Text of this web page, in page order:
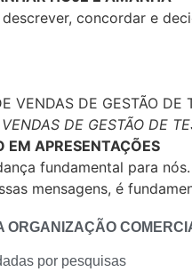
concordar e
DE GESTÃO DE
APRESENTAÇÕES
fundamental para
mensagens, é
ORGANIZAÇÃO
por pesquisas